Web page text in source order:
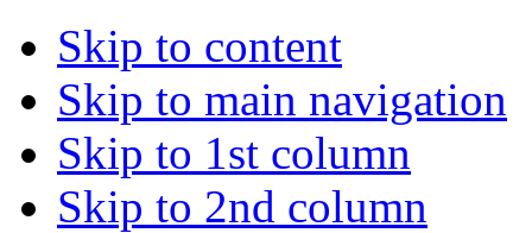
Skip to content
Skip to main navigation
Skip to 1st column
Skip to 2nd column